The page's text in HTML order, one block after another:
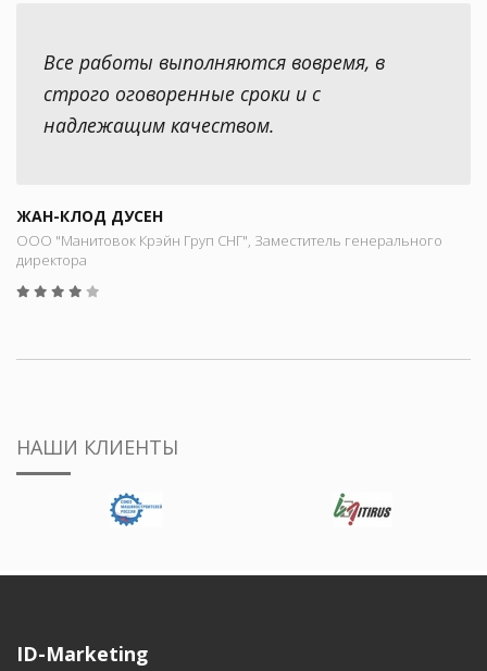
Все работы выполняются вовремя, в
строго оговоренные сроки и с
надлежащим качеством.
ЖАН-КЛОД ДУСЕН
ООО "Манитовок Крэйн Груп СНГ", Заместитель генерального
директора
НАШИ КЛИЕНТЫ
ID-Marketing